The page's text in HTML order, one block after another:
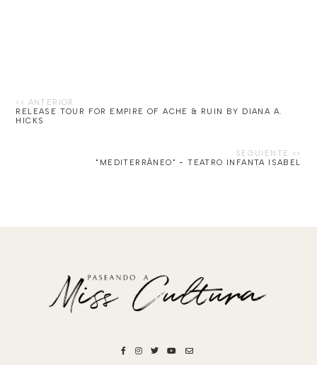
RELEASE TOUR FOR EMPIRE OF ACHE & RUIN BY DIANA A.
HICKS
"MEDITERRÁNEO" - TEATRO INFANTA ISABEL